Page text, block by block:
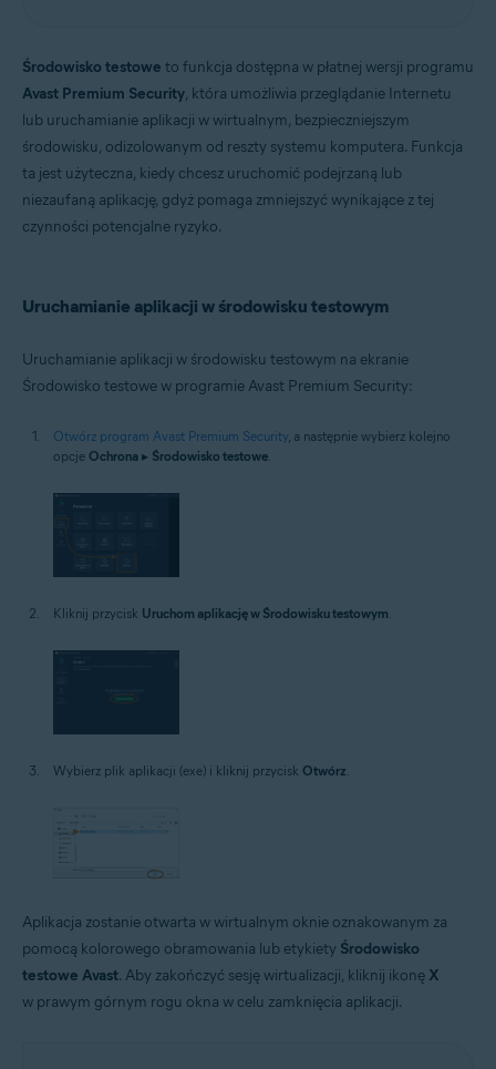
Środowisko testowe to funkcja dostępna w płatnej wersji programu
Avast Premium Security, która umożliwia przeglądanie Internetu
lub uruchamianie aplikacji w wirtualnym, bezpieczniejszym
środowisku, odizolowanym od reszty systemu komputera. Funkcja
ta jest użyteczna, kiedy chcesz uruchomić podejrzaną lub
niezaufaną aplikację, gdyż pomaga zmniejszyć wynikające z tej
czynności potencjalne ryzyko.
Uruchamianie aplikacji w środowisku testowym
Uruchamianie aplikacji w środowisku testowym na ekranie
Środowisko testowe w programie Avast Premium Security:
Otwórz program Avast Premium Security, a następnie wybierz kolejno
opcje Ochrona ▸ Środowisko testowe.
Kliknij przycisk Uruchom aplikację w Środowisku testowym.
Wybierz plik aplikacji (exe) i kliknij przycisk Otwórz.
Aplikacja zostanie otwarta w wirtualnym oknie oznakowanym za
pomocą kolorowego obramowania lub etykiety Środowisko
testowe Avast. Aby zakończyć sesję wirtualizacji, kliknij ikonę X
w prawym górnym rogu okna w celu zamknięcia aplikacji.